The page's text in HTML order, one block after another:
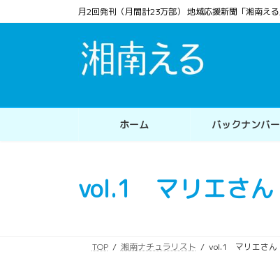
ン
ス
ビ
ン
月2回発刊（月間計23万部） 地域応援新聞「湘南え
ホーム バックナンバー
vol.1 マリエさん
TOP 湘南ナチュラリスト vol.1 マリエさん